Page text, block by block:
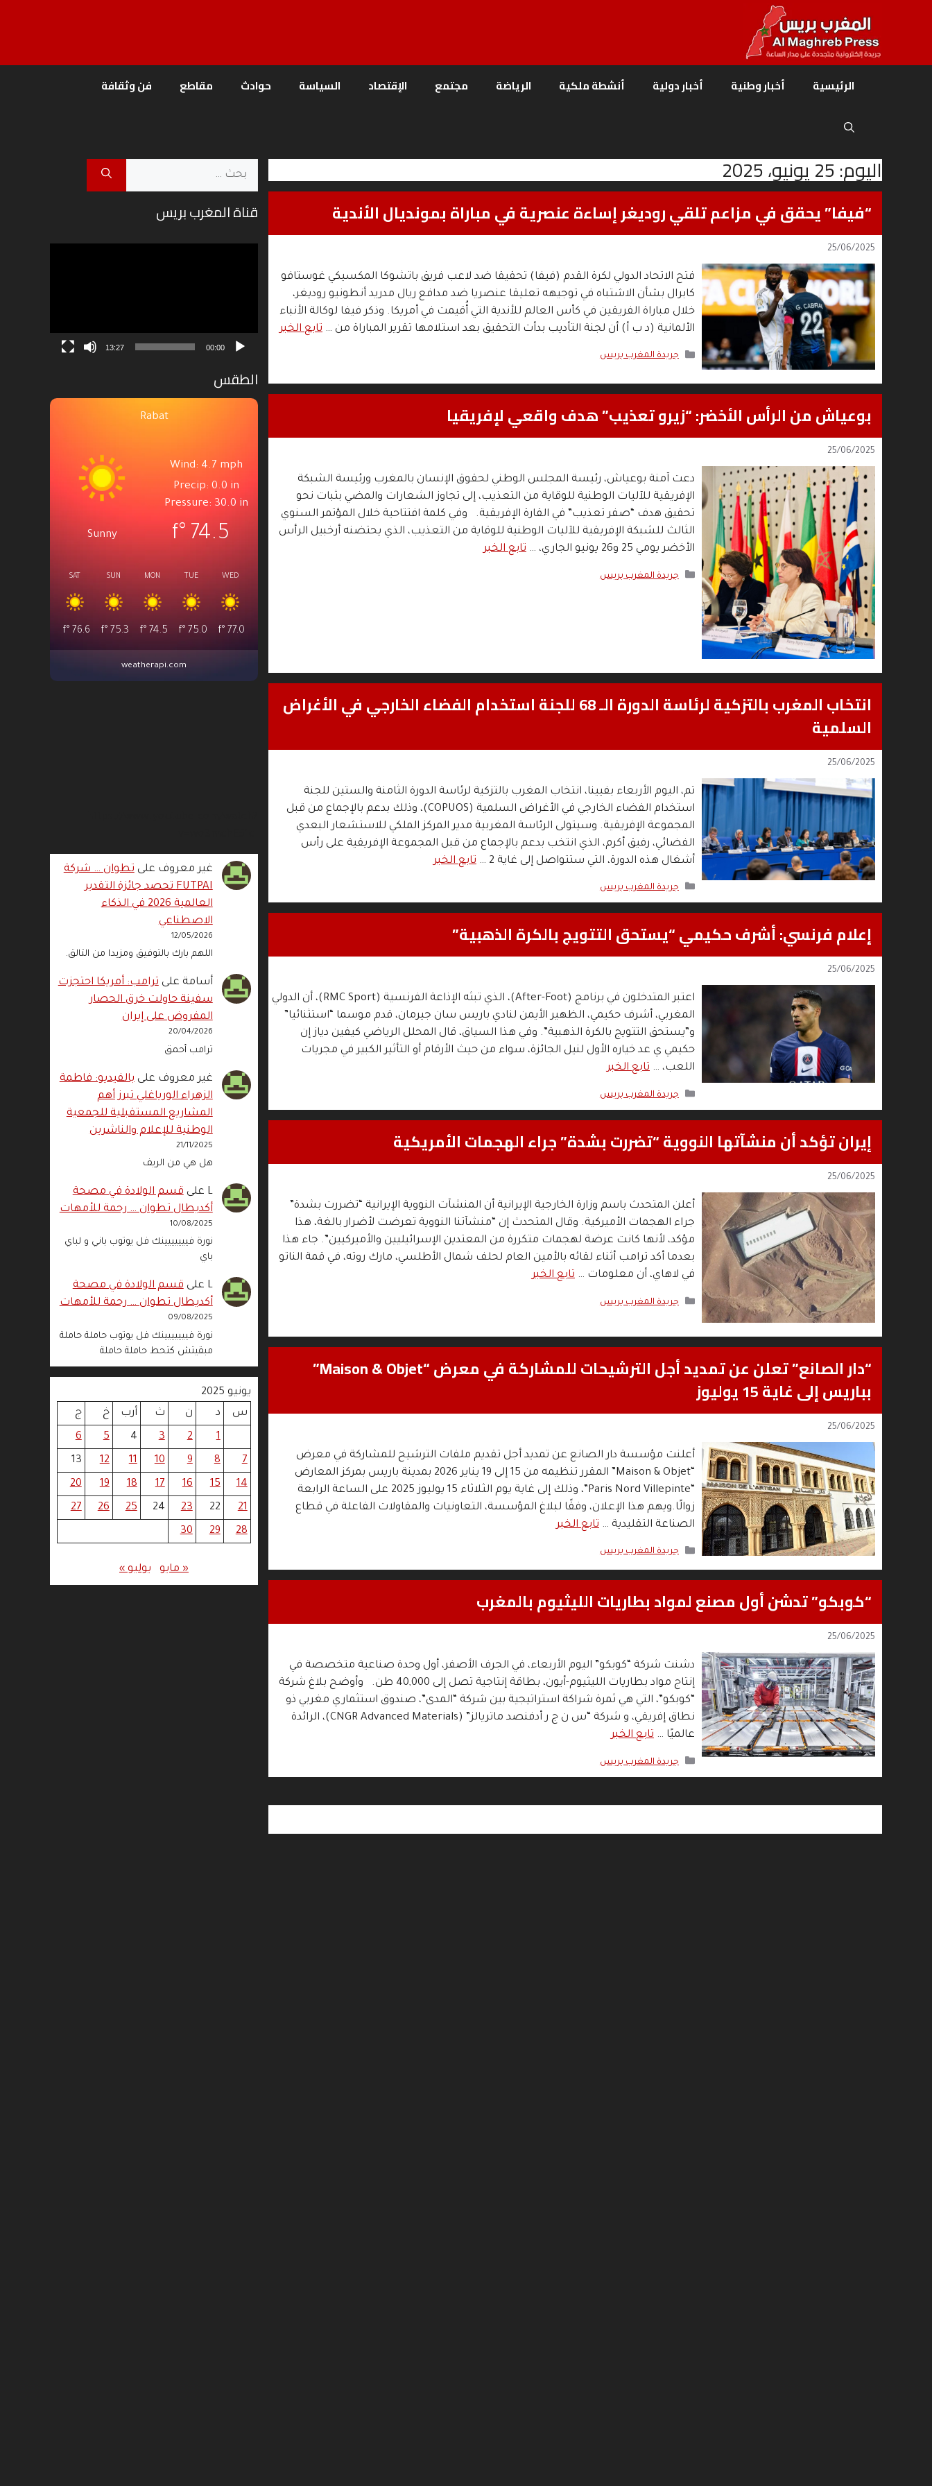
الرئيسية أخبار وطنية أخبار دولية أنشطة ملكية الرياضة مجتمع الإقتصاد السياسة حوادث مقاطع فن وثقافة
اليوم:25 يونيو، 2025
“فيفا” يحقق في مزاعم تلقي روديغر إساءة عنصرية في مباراة بمونديال الأندية
25/06/2025
فتح الاتحاد الدولي لكرة القدم (فيفا) تحقيقا ضد لاعب فريق باتشوكا المكسيكي غوستافو
كابرال بشأن الاشتباه في توجيهه تعليقا عنصريا ضد مدافع ريال مدريد أنطونيو روديغر،
خلال مباراة الفريقين في كأس العالم للأندية التي أُقيمت في أمريكا. وذكر فيفا لوكالة الأنباء
الألمانية (د ب أ) أن لجنة التأديب بدأت التحقيق بعد استلامها تقرير المباراة من … تابع الخبر
التصنيفات
جريدة المغرب بريس
بوعياش من الرأس الأخضر: “زيرو تعذيب” هدف واقعي لإفريقيا
25/06/2025
دعت آمنة بوعياش، رئيسة المجلس الوطني لحقوق الإنسان بالمغرب ورئيسة الشبكة
الإفريقية للآليات الوطنية للوقاية من التعذيب، إلى تجاوز الشعارات والمضي بثبات نحو
تحقيق هدف “صفر تعذيب” في القارة الإفريقية. وفي كلمة افتتاحية خلال المؤتمر السنوي
الثالث للشبكة الإفريقية للآليات الوطنية للوقاية من التعذيب، الذي يحتضنه أرخبيل الرأس
الأخضر يومي 25 و26 يونيو الجاري، …
تابع الخبر
التصنيفات
جريدة المغرب بريس
انتخاب المغرب بالتزكية لرئاسة الدورة الـ 68 للجنة استخدام الفضاء الخارجي في الأغراض
السلمية
25/06/2025
تم، اليوم الأربعاء بفيينا، انتخاب المغرب بالتزكية لرئاسة الدورة الثامنة والستين للجنة
استخدام الفضاء الخارجي في الأغراض السلمية (COPUOS)، وذلك بدعم بالإجماع من قبل
المجموعة الإفريقية. وسيتولى الرئاسة المغربية مدير المركز الملكي للاستشعار البعدي
الفضائي، رفيق أكرم، الذي انتخب بدعم بالإجماع من قبل المجموعة الإفريقية على رأس
أشغال هذه الدورة، التي ستتواصل إلى غاية 2 …
تابع الخبر
التصنيفات
جريدة المغرب بريس
إعلام فرنسي: أشرف حكيمي “يستحق التتويج بالكرة الذهبية”
25/06/2025
اعتبر المتدخلون في برنامج (After-Foot)، الذي تبثه الإذاعة الفرنسية (RMC Sport)، أن الدولي
المغربي، أشرف حكيمي، الظهير الأيمن لنادي باريس سان جيرمان، قدم موسما “استثنائيا”
و”يستحق التتويج بالكرة الذهبية”. وفي هذا السياق، قال المحلل الرياضي كيفين دياز إن
حكيمي ي عد خياره الأول لنيل الجائزة، سواء من حيث الأرقام أو التأثير الكبير في مجريات
اللعب، … تابع الخبر
التصنيفات
جريدة المغرب بريس
إيران تؤكد أن منشآتها النووية “تضررت بشدة” جراء الهجمات الأمريكية
25/06/2025
أعلن المتحدث باسم وزارة الخارجية الإيرانية أن المنشآت النووية الإيرانية “تضررت بشدة”
جراء الهجمات الأميركية. وقال المتحدث إن “منشآتنا النووية تعرضت لأضرار بالغة، هذا
مؤكد، لأنها كانت عرضة لهجمات متكررة من المعتدين الإسرائيليين والأميركيين”. جاء هذا
بعدما أكد ترامب أثناء لقائه بالأمين العام لحلف شمال الأطلسي، مارك روته، في قمة الناتو
في لاهاي، أن معلومات … تابع الخبر
التصنيفات
جريدة المغرب بريس
“دار الصانع” تعلن عن تمديد أجل الترشيحات للمشاركة في معرض “Maison & Objet”
بباريس إلى غاية 15 يوليوز
25/06/2025
أعلنت مؤسسة دار الصانع عن تمديد أجل تقديم ملفات الترشيح للمشاركة في معرض
“Maison & Objet” المقرر تنظيمه من 15 إلى 19 يناير 2026 بمدينة باريس بمركز المعارض
“Paris Nord Villepinte”، وذلك إلى غاية يوم الثلاثاء 15 يوليوز 2025 على الساعة الرابعة
زوالًا.ويهم هذا الإعلان، وفقًا لبلاغ المؤسسة، التعاونيات والمقاولات الفاعلة في قطاع
الصناعة التقليدية … تابع الخبر
التصنيفات
جريدة المغرب بريس
“كوبكو” تدشن أول مصنع لمواد بطاريات الليثيوم بالمغرب
25/06/2025
دشنت شركة “كوبكو” اليوم الأربعاء، في الجرف الأصفر، أول وحدة صناعية متخصصة في
إنتاج مواد بطاريات الليثيوم-أيون، بطاقة إنتاجية تصل إلى 40,000 طن. وأوضح بلاغ شركة
“كوبكو”، التي هي ثمرة شراكة استراتيجية بين شركة “المدى”، صندوق استثماري مغربي ذو
نطاق إفريقي، و شركة “س ن ج ر أدفنصد ماتريالز” (CNGR Advanced Materials)، الرائدة
عالميًا … تابع الخبر
التصنيفات
جريدة المغرب بريس
البحث
قناة المغرب بريس
00:00
13:27
الطقس
Rabat
Sunny
Wind: 4.7 mph
Precip: 0.0 in
Pressure: 30.0 in
74.5
°f
SAT
76.6
°f
SUN
75.3
°f
MON
74.5
°f
TUE
75.0
°f
WED
77.0
°f
weatherapi.com
غير معروف علىتطوان … شركة
FUTPAI تحصد جائزة التقدير
العالمية 2026 في الذكاء
الاصطناعي
12/05/2026
اللهم بارك بالتوفيق ومزيدا من التالق.
أسامة علىترامب: أمريكا احتجزت
سفينة حاولت خرق الحصار
المفروض على إيران
20/04/2026
ترامب أحمق
غير معروف علىبالفيديو: فاطمة
الزهراء الورياغلي تبرز أهم
المشاريع المستقبلية للجمعية
الوطنية للإعلام والناشرين
21/11/2025
هل هي من الريف
L علىقسم الولادة في مصحة
أكديطال تطوان … رحمة للأمهات
10/08/2025
نورة فييييييينك فل يوتوب باني و لباي
باي
L علىقسم الولادة في مصحة
أكديطال تطوان … رحمة للأمهات
09/08/2025
نورة فييييييينك فل يوتوب حاملة حاملة
مبقيتش كتحط حاملة حاملة
يونيو 2025
س
د ن ث أرب خ
ج
1
2
3
4
5
6
7
8
9
10
11
12
13
14
15
16
17
18
19
20
21
22
23
24
25
26
27
28
29
30
« مايو يوليو »